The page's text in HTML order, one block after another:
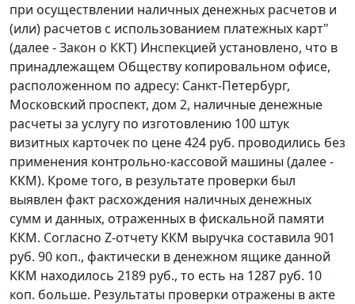
при осуществлении наличных денежных расчетов и
(или) расчетов с использованием платежных карт"
(далее - Закон о ККТ) Инспекцией установлено, что в
принадлежащем Обществу копировальном офисе,
расположенном по адресу: Санкт-Петербург,
Московский проспект, дом 2, наличные денежные
расчеты за услугу по изготовлению 100 штук
визитных карточек по цене 424 руб. проводились без
применения контрольно-кассовой машины (далее -
ККМ). Кроме того, в результате проверки был
выявлен факт расхождения наличных денежных
сумм и данных, отраженных в фискальной памяти
ККМ. Согласно Z-отчету ККМ выручка составила 901
руб. 90 коп., фактически в денежном ящике данной
ККМ находилось 2189 руб., то есть на 1287 руб. 10
коп. больше. Результаты проверки отражены в акте